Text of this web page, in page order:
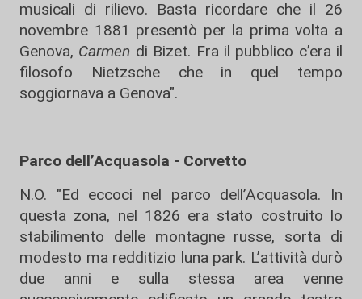
musicali di rilievo. Basta ricordare che il 26
novembre 1881 presentò per la prima volta a
Genova, Carmen di Bizet. Fra il pubblico c’era il
filosofo Nietzsche che in quel tempo
soggiornava a Genova".
Parco dell’Acquasola - Corvetto
N.O. "Ed eccoci nel parco dell’Acquasola. In
questa zona, nel 1826 era stato costruito lo
stabilimento delle montagne russe, sorta di
modesto ma redditizio luna park. L’attività durò
due anni e sulla stessa area venne